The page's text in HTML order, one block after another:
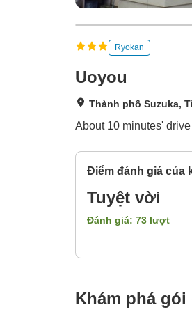
Ryokan
Uoyou
Thành phố Suzuka,
About 10 minutes'
Điểm đánh giá của
Tuyệt vời
Đánh giá: 73 lượt
Khám phá